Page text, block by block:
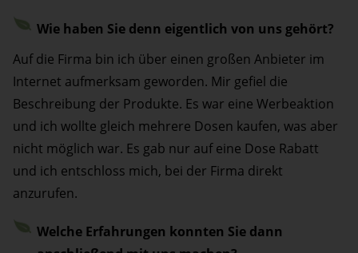
Wie haben Sie denn eigentlich von uns gehört?
Auf die Firma bin ich über einen großen Anbieter im
Internet aufmerksam geworden. Mir gefiel die
Beschreibung der Produkte. Es war eine Werbeaktion
und ich wollte gleich mehrere Dosen kaufen, was aber
nicht möglich war. Es gab nur auf eine Dose Rabatt
und ich entschloss mich, bei der Firma direkt
anzurufen.
Welche Erfahrungen konnten Sie dann